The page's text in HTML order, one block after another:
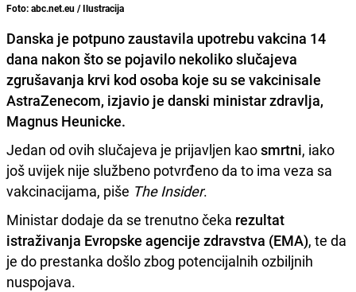
Foto: abc.net.eu / Ilustracija
Danska je potpuno zaustavila upotrebu vakcina 14
dana nakon što se pojavilo nekolikoslučajeva
zgrušavanja krvi kod osoba koje su se vakcinisale
AstraZenecom, izjavio je danski ministar zdravlja,
Magnus Heunicke.
Jedan od ovih slučajeva je prijavljen kaosmrtni, iako
još uvijek nije službeno potvrđeno da to ima veza sa
vakcinacijama, piše The Insider.
Ministar dodaje da se trenutno čeka rezultat
istraživanja Evropske agencije zdravstva (EMA), te da
je do prestanka došlo zbog potencijalnih ozbiljnih
nuspojava.